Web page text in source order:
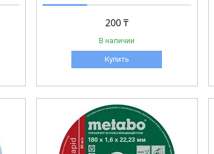
200 ₸
В наличии
Купить